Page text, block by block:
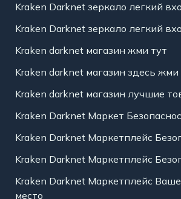
Kraken Darknet зеркало легкий
Kraken Darknet зеркало легкий
Kraken darknet магазин жми тут
Kraken darknet магазин здесь жми
Kraken darknet магазин лучшие
Kraken Darknet Маркет
Kraken Darknet Маркетплейс
Kraken Darknet Маркетплейс
Kraken Darknet Маркетплейс Ваше
место